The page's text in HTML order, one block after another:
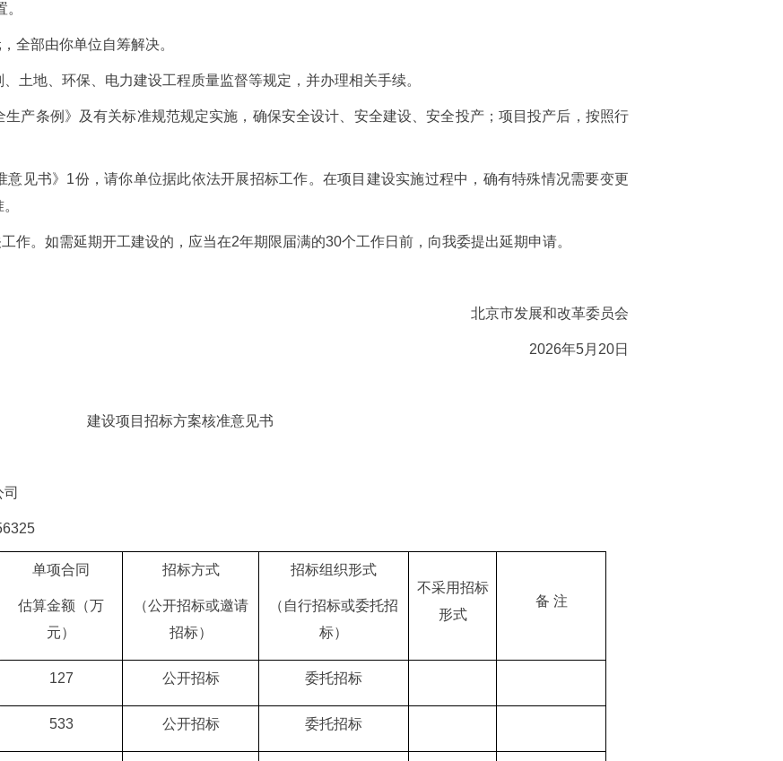
全部由你单位自筹解决。
土地、环保、电力建设工程质量监督等规定，并办理相关手续。
产条例》及有关标准规范规定实施，确保安全设计、安全建设、安全投产；项目投产后，按照行
意见书》1份，请你单位据此依法开展招标工作。在项目建设实施过程中，确有特殊情况需要变更
作。如需延期开工建设的，应当在2年期限届满的30个工作日前，向我委提出延期申请。
北京市发展和改革委员会
2026年5月20日
建设项目招标方案核准意见书
单项合同
估算金额（万
元）
招标方式
（公开招标或邀请
招标）
招标组织形式
（自行招标或委托招
标）
不采用招标
形式
备 注
127 公开招标 委托招标
533 公开招标 委托招标